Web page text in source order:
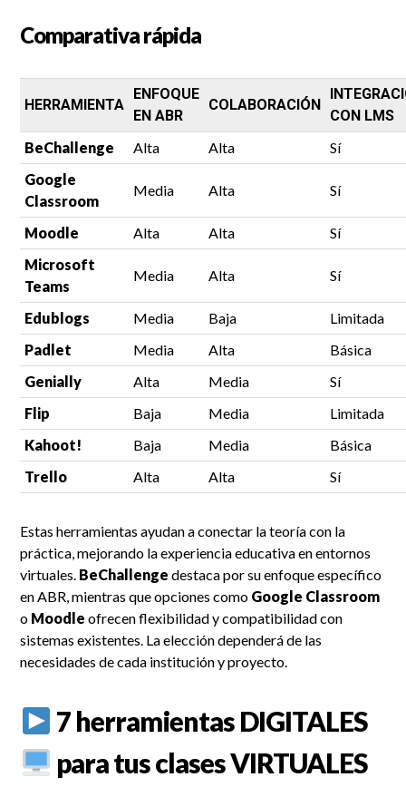
Comparativa rápida
HERRAMIENTA
ENFOQUE
EN ABR
COLABORACIÓN
CON LMS
BeChallenge
Alta Alta
Sí
Google
Classroom
Media Alta Sí
Moodle Alta Alta
Sí
Microsoft
Teams
Media Alta Sí
Edublogs Media Baja
Limitada
Padlet
Media Alta
Básica
Genially
Alta Media
Sí
Flip
Baja Media
Limitada
Kahoot!
Baja Media
Básica
Trello
Alta Alta Sí
Estas herramientas ayudan a conectar la teoría con la
práctica, mejorando la experiencia educativa en entornos
virtuales. BeChallenge destaca por su enfoque específico
en ABR, mientras que opciones como Google Classroom
o Moodle ofrecen flexibilidad y compatibilidad con
sistemas existentes. La elección dependerá de las
necesidades de cada institución y proyecto.
7 herramientas DIGITALES
para tus clases VIRTUALES